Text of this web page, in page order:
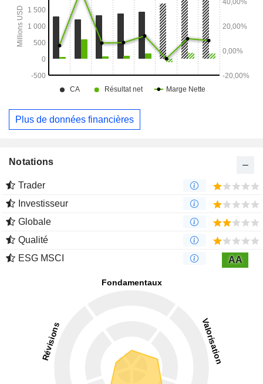
Plus de données financières
Notations
Trader
Investisseur
Globale
Qualité
ESG MSCI
AA